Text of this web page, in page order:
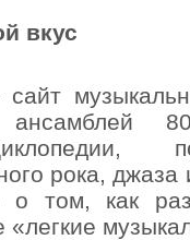
вкус
рока,
том, как
«легкие